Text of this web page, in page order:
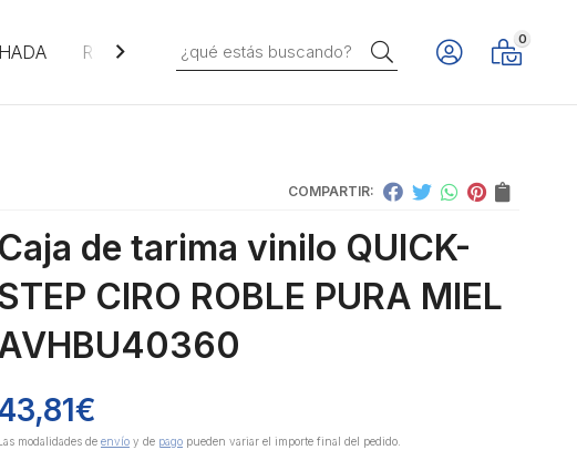
REVESTIMIENTOS VERTICALES Buscar 0
COMPARTIR:
Caja de tarima vinilo QUICK-
CIRO ROBLE PURA MIEL
€
Las modalidades de envío y de pago pueden variar el importe final del pedido.